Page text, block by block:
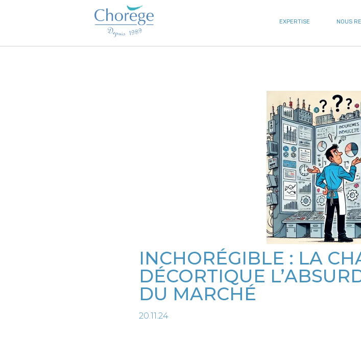
EXPERTISE NOUS
INCHORÉGIBLE : LA
DÉCORTIQUE
DU MARCHÉ
20.11.24